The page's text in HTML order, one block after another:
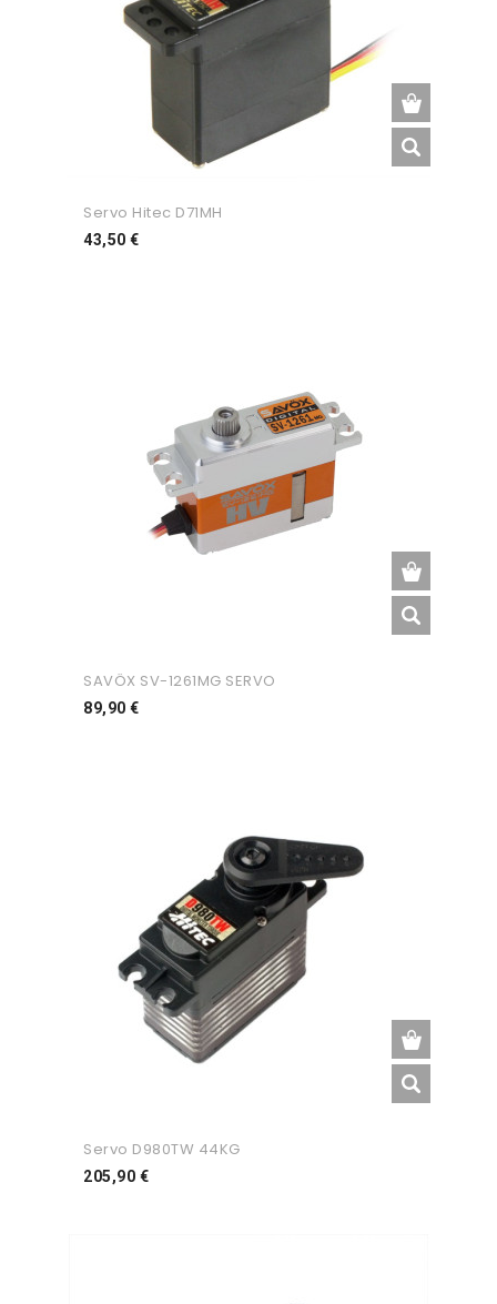
Servo Hitec D71MH
43,50 €Preço
SAVÖX SV-1261MG SERVO
89,90 €Preço
Servo D980TW 44KG
205,90 €Preço